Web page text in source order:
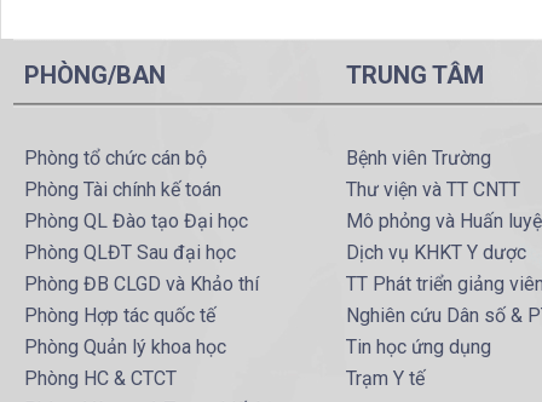
PHÒNG/BAN
Phòng tổ chức cán bộ
Phòng Tài chính kế toán
Phòng QL Đào tạo Đại học
Phòng QLĐT Sau đại học
Phòng ĐB CLGD và Khảo thí
Phòng Hợp tác quốc tế
Phòng Quản lý khoa học
Phòng HC & CTCT
TRUNG TÂM
Bệnh viên Trường
Thư viện và TT CNTT
Mô phỏng và Huấn
Dịch vụ KHKT Y dược
TT Phát triển giảng
Nghiên cứu Dân số &
Tin học ứng dụng
Trạm Y tế